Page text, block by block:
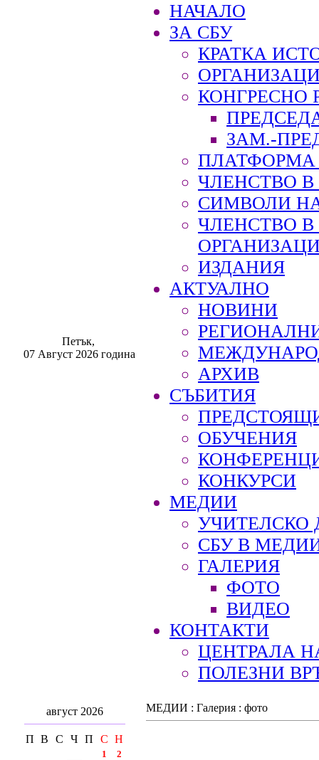
Петък,
07 Август 2026 година
НАЧАЛО
ЗА СБУ
КРАТКА
КОНГРЕСНО
ЗАМ.-
ПЛАТФОРМА
ЧЛЕНСТВО В
СИМВОЛИ
ЧЛЕНСТВО
ИЗДАНИЯ
АКТУАЛНО
НОВИНИ
АРХИВ
СЪБИТИЯ
ОБУЧЕНИЯ
КОНКУРСИ
МЕДИИ
УЧИТЕЛСКО
СБУ В
ГАЛЕРИЯ
ФОТО
ВИДЕО
КОНТАКТИ
ЦЕНТРАЛА
ПОЛЕЗНИ
август 2026
П В С Ч П С Н
1
2
МЕДИИ : Галерия : фото